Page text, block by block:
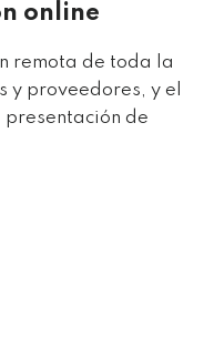
online
remota de toda la
y proveedores, y el
de